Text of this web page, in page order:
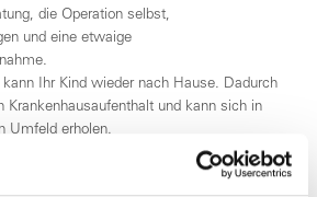
die Operation selbst,
und eine etwaige
Ihr Kind wieder nach Hause. Dadurch
Krankenhausaufenthalt und kann sich in
Umfeld erholen.